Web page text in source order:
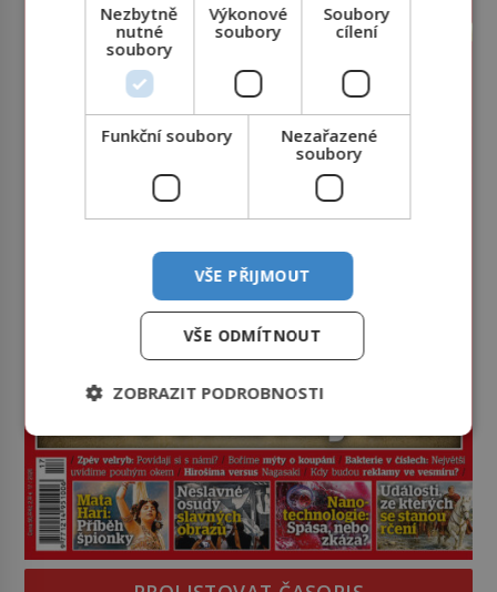
Nezbytně
nutné
soubory
Výkonové
soubory
Soubory
cílení
Funkční soubory
Nezařazené
soubory
VŠE PŘIJMOUT
VŠE ODMÍTNOUT
ZOBRAZIT PODROBNOSTI